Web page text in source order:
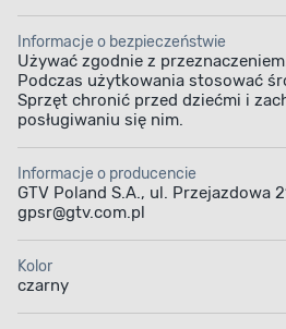
Informacje o bezpieczeństwie
Używać zgodnie z
Podczas użytkowania stosować
Sprzęt chronić przed dziećmi i
posługiwaniu się nim.
Informacje o producencie
GTV Poland S.A., ul. Przejazdowa
gpsr@gtv.com.pl
Kolor
czarny